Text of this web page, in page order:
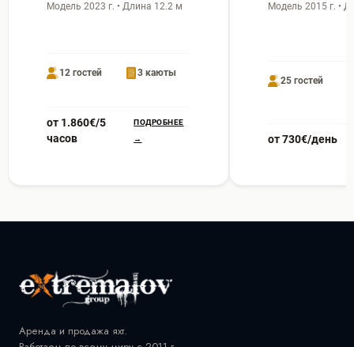
Модель 2023 г. • Длина 12.2 м
12 гостей 3 каюты
от 1.860€/5
часов
ПОДРОБНЕЕ
→
Модель 2015 г. •
25 гостей
от 730€/день
Аренда и продажа яхт.